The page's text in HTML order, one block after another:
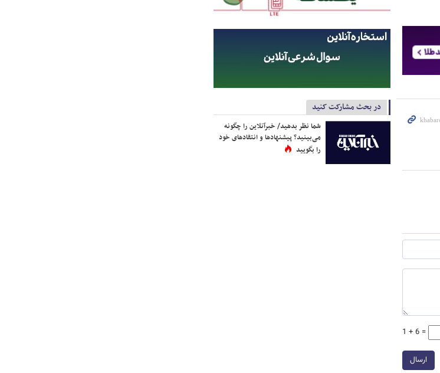
1 + 6 =
ارسال
در بحث مشارکت کنید
شما نظر بدهید/ خبرآنلاین را چگونه
می‌بینید؟ پیشنهادها و انتقادهای خود
را بگویید